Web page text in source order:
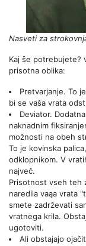
Nasveti za
Kaj še potrebujete?
prisotna oblika:
Pretvarjanje. To
bi se vaša vrata
Deviator.
naknadnim
možnosti na obeh
To je kovinska
odklopnikom. V
največ.
Prisotnost vseh teh
naredila vaąa vrata
smete zadrževati
vratnega krila.
ugotoviti.
Ali obstajajo